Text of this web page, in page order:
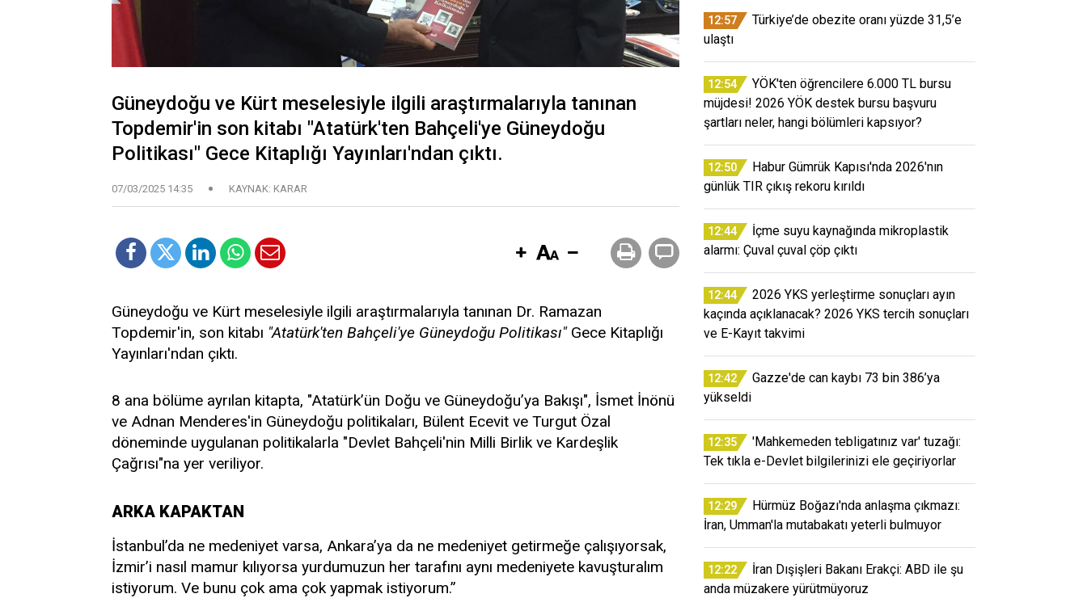
Güneydoğu ve Kürt meselesiyle ilgili araştırmalarıyla tanınan
Topdemir'in son kitabı "Atatürk'ten Bahçeli'ye Güneydoğu
Politikası" Gece Kitaplığı Yayınları'ndan çıktı.
07/03/2025 14:35 KAYNAK: KARAR
Güneydoğu ve Kürt meselesiyle ilgili araştırmalarıyla tanınan Dr. Ramazan
Topdemir'in, son kitabı "Atatürk'ten Bahçeli'ye Güneydoğu Politikası"Gece Kitaplığı
Yayınları'ndan çıktı.
8 ana bölüme ayrılan kitapta, "Atatürk’ün Doğu ve Güneydoğu’ya Bakışı", İsmet İnönü
ve Adnan Menderes'in Güneydoğu politikaları, Bülent Ecevit ve Turgut Özal
döneminde uygulanan politikalarla "Devlet Bahçeli'nin Milli Birlik ve Kardeşlik
Çağrısı"na yer veriliyor.
ARKA KAPAKTAN
İstanbul’da ne medeniyet varsa, Ankara’ya da ne medeniyet getirmeğe çalışıyorsak,
İzmir’i nasıl mamur kılıyorsa yurdumuzun her tarafını aynı medeniyete kavuşturalım
istiyorum. Ve bunu çok ama çok yapmak istiyorum.”
12:57
Türkiye’de obezite oranı yüzde 31,5’e
ulaştı
12:54
YÖK'ten öğrencilere 6.000 TL bursu
müjdesi! 2026 YÖK destek bursu başvuru
şartları neler, hangi bölümleri kapsıyor?
12:50
Habur Gümrük Kapısı'nda 2026'nın
günlük TIR çıkış rekoru kırıldı
12:44
İçme suyu kaynağında mikroplastik
alarmı: Çuval çuval çöp çıktı
12:44
2026 YKS yerleştirme sonuçları ayın
kaçında açıklanacak? 2026 YKS tercih sonuçları
ve E-Kayıt takvimi
12:42
Gazze'de can kaybı 73 bin 386’ya
yükseldi
12:35
'Mahkemeden tebligatınız var' tuzağı:
Tek tıkla e-Devlet bilgilerinizi ele geçiriyorlar
12:29
Hürmüz Boğazı'nda anlaşma çıkmazı:
İran, Umman'la mutabakatı yeterli bulmuyor
12:22
İran Dışişleri Bakanı Erakçi: ABD ile şu
anda müzakere yürütmüyoruz